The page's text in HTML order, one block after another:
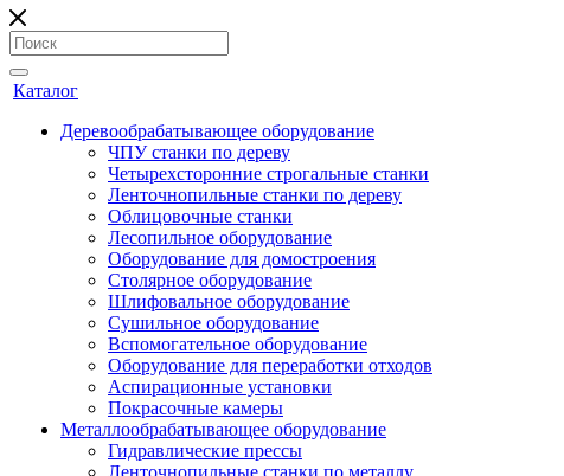
Каталог
Деревообрабатывающее оборудование
ЧПУ станки по дереву
Четырехсторонние строгальные станки
Ленточнопильные станки по дереву
Облицовочные станки
Лесопильное оборудование
Оборудование для домостроения
Столярное оборудование
Шлифовальное оборудование
Сушильное оборудование
Вспомогательное оборудование
Оборудование для переработки отходов
Аспирационные установки
Покрасочные камеры
Металлообрабатывающее оборудование
Гидравлические прессы
Ленточнопильные станки по металлу